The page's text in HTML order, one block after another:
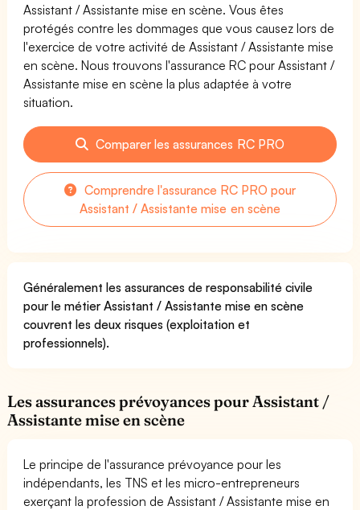
Assistant / Assistante mise en scène. Vous êtes
protégés contre les dommages que vous causez lors de
l'exercice de votre activité de Assistant / Assistante mise
en scène. Nous trouvons l'assurance RC pour Assistant /
Assistante mise en scène la plus adaptée à votre
situation.
Comparer les assurances RC PRO
Comprendre l'assurance RC PRO pour
Assistant / Assistante mise en scène
Généralement les assurances de responsabilité civile
pour le métier Assistant / Assistante mise en scène
couvrent les deux risques (exploitation et
professionnels).
Les assurances prévoyances pour Assistant /
Assistante mise en scène
Le principe de l'assurance prévoyance pour les
indépendants, les TNS et les micro-entrepreneurs
exerçant la profession de Assistant / Assistante mise en